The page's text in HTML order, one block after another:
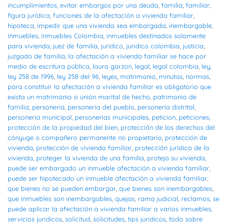
incumplimientos, evitar embargos por una deuda, familia, familiar,
figura jurídica, funciones de la afectación a vivienda familiar,
hipoteca, impedir que una vivienda sea embargada, inembargable,
inmuebles, inmuebles Colombia, inmuebles destinados solamente
para vivienda, juez de familia, juridico, juridico colombia, justicia,
juzgado de familia, la afectación a vivienda familiar se hace por
medio de escritura pública, laura garzon, legal, legal colombia, ley,
ley 258 de 1996, ley 258 del 96, leyes, matrimonio, minutas, normas,
para constituir la afectación a vivienda familiar es obligatorio que
exista un matrimonio o unión marital de hecho, patrimonio de
familia, personeria, personeria del pueblo, personeria distrital,
personeria municipal, personerias municipales, peticion, peticiones,
protección de la propiedad del bien, protección de los derechos del
cónyuge o compañero permanente no propietario, protección de
vivienda, protección de vivienda familiar, protección jurídica de la
vivienda, proteger la vivienda de una familia, proteja su vivienda,
puede ser embargado un inmueble afectación a vivienda familiar,
puede ser hipotecado un inmueble afectación a vivienda familiar,
que bienes no se pueden embargar, que bienes son inembargables,
que inmuebles son inembargables, quejas, rama judicial, reclamos, se
puede aplicar la afectación a vivienda familiar a varios inmuebles,
servicios juridicos, solicitud, solicitudes, tips juridicos, todo sobre